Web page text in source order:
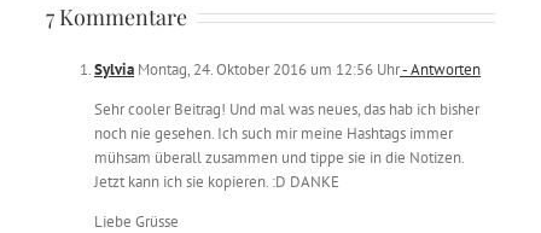
7 Kommentare
Sylvia Montag, 24. Oktober 2016 um 12:56 Uhr- Antworten
Sehr cooler Beitrag! Und mal was neues, das hab ich bisher
noch nie gesehen. Ich such mir meine Hashtags immer
mühsam überall zusammen und tippe sie in die Notizen.
Jetzt kann ich sie kopieren. :D DANKE
Liebe Grüsse